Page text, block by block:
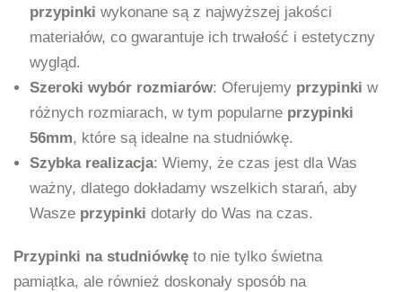
przypinki wykonane są z najwyższej jakości
materiałów, co gwarantuje ich trwałość i estetyczny
wygląd.
Szeroki wybór rozmiarów: Oferujemy przypinki w
różnych rozmiarach, w tym popularne przypinki
56mm, które są idealne na studniówkę.
Szybka realizacja: Wiemy, że czas jest dla Was
ważny, dlatego dokładamy wszelkich starań, aby
Wasze przypinki dotarły do Was na czas.
Przypinki na studniówkę to nie tylko świetna
pamiątka, ale również doskonały sposób na